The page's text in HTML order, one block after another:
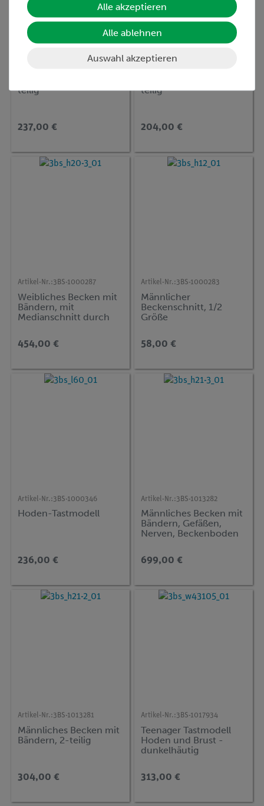
teilig
237,00 €
Artikel-Nr.:
teilig
204,00 €
Artikel-Nr.:3BS-1000287
Weibliches Becken mit
Bändern, mit
Medianschnitt durch
454,00 €
Artikel-Nr.:3BS-1000283
Männlicher
Beckenschnitt, 1/2
Größe
58,00 €
Artikel-Nr.:3BS-1000346
Hoden-Tastmodell
236,00 €
Artikel-Nr.:3BS-1013282
Männliches Becken mit
Bändern, Gefäßen,
Nerven, Beckenboden
699,00 €
Artikel-Nr.:3BS-1013281
Männliches Becken mit
Bändern, 2-teilig
304,00 €
Artikel-Nr.:3BS-1017934
Teenager Tastmodell
Hoden und Brust -
dunkelhäutig
313,00 €
Alle akzeptieren
Alle ablehnen
Auswahl akzeptieren